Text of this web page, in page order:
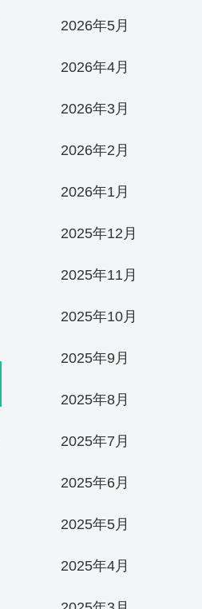
2026年5月
2026年4月
2026年3月
2026年2月
2026年1月
2025年12月
2025年11月
2025年10月
2025年9月
2025年8月
2025年7月
2025年6月
2025年5月
2025年4月